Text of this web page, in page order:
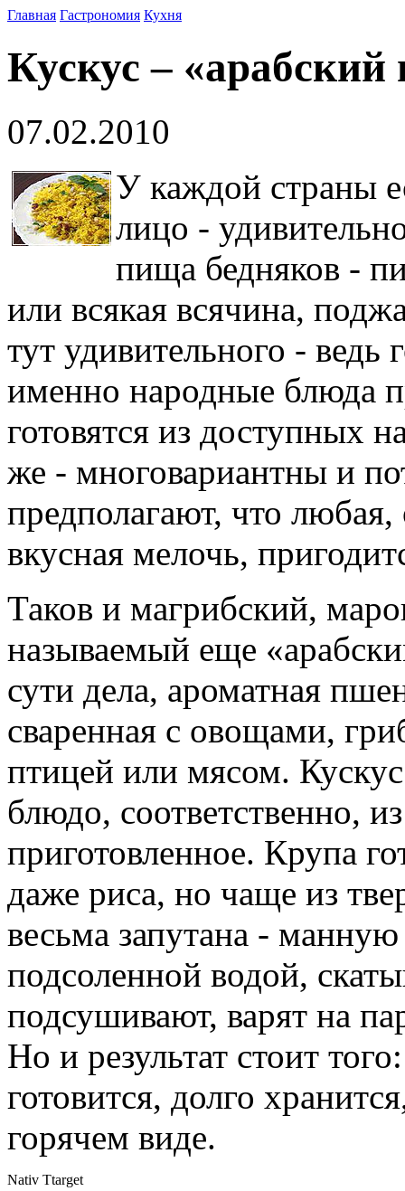
Главная Гастрономия Кухня
Кускус – «арабский
07.02.2010
У каждой страны
лицо -
пища бедняков -
или всякая всячина,
тут удивительного -
именно народные блюда
готовятся из доступных
же - многовариантны и
предполагают, что любая,
вкусная мелочь,
Таков и магрибский,
называемый еще
сути дела, ароматная
сваренная с овощами,
птицей или мясом.
блюдо, соответственно,
приготовленное. Крупа
даже риса, но чаще из
весьма запутана -
подсоленной водой,
подсушивают, варят на
Но и результат стоит
готовится, долго
горячем виде.
Nativ Ttarget